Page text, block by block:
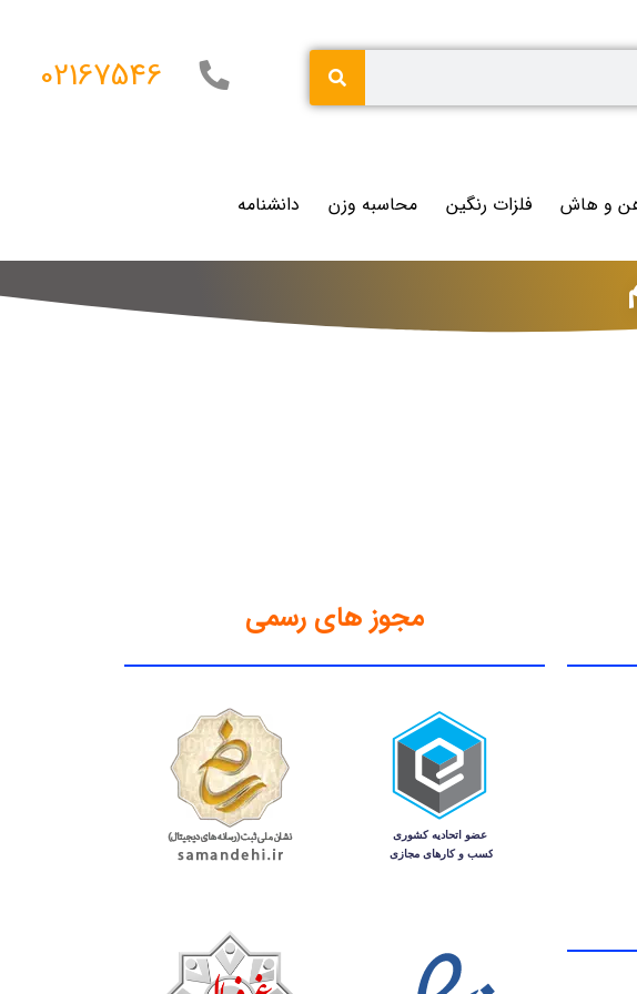
02167546
و هاش فلزات رنگین محاسبه وزن دانشنامه
مجوز های رسمی